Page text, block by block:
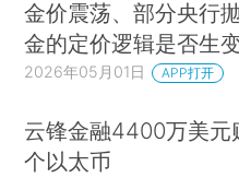
金价震荡、部分央行
金的定价逻辑是否生
2026年05月01日 APP打开
云锋金融4400万美元
个以太币